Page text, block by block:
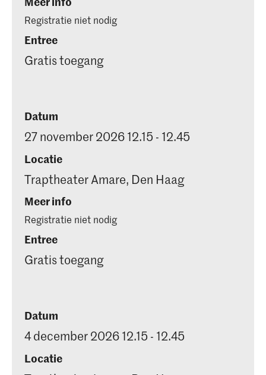
Registratie niet nodig
Entree
Gratis toegang
Datum
27 november 2026 12.15 - 12.45
Locatie
Traptheater Amare, Den Haag
Meer info
Registratie niet nodig
Entree
Gratis toegang
Datum
4 december 2026 12.15 - 12.45
Locatie